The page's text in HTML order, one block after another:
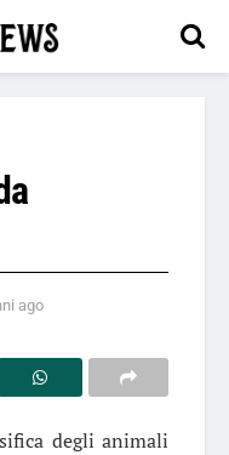
ago
degli animali